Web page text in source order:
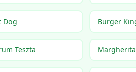
Dog Burger
Teszta Margherita